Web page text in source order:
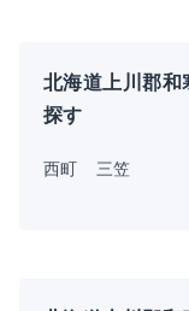
北海道上川郡和
探す
西町 三笠